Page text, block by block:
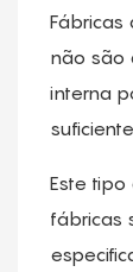
não são
interna
Este
fábricas